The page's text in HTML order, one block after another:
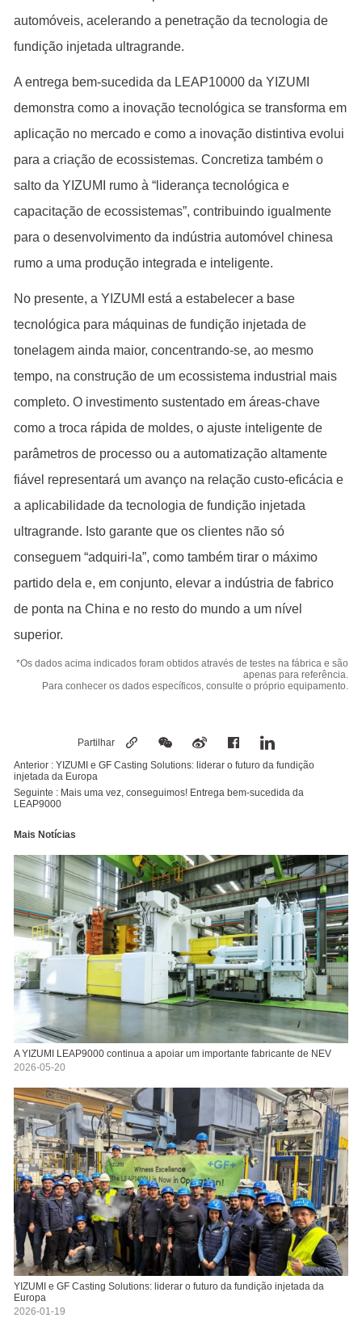
automóveis, acelerando a penetração da tecnologia de
fundição injetada ultragrande.
A entrega bem-sucedida da LEAP10000 da YIZUMI
demonstra como a inovação tecnológica se transforma em
aplicação no mercado e como a inovação distintiva evolui
para a criação de ecossistemas. Concretiza também o
salto da YIZUMI rumo à “liderança tecnológica e
capacitação de ecossistemas”, contribuindo igualmente
para o desenvolvimento da indústria automóvel chinesa
rumo a uma produção integrada e inteligente.
No presente, a YIZUMI está a estabelecer a base
tecnológica para máquinas de fundição injetada de
tonelagem ainda maior, concentrando-se, ao mesmo
tempo, na construção de um ecossistema industrial mais
completo. O investimento sustentado em áreas-chave
como a troca rápida de moldes, o ajuste inteligente de
parâmetros de processo ou a automatização altamente
fiável representará um avanço na relação custo-eficácia e
a aplicabilidade da tecnologia de fundição injetada
ultragrande. Isto garante que os clientes não só
conseguem “adquiri-la”, como também tirar o máximo
partido dela e, em conjunto, elevar a indústria de fabrico
de ponta na China e no resto do mundo a um nível
superior.
*Os dados acima indicados foram obtidos através de testes na fábrica e são
apenas para referência.
Para conhecer os dados específicos, consulte o próprio equipamento.
Partilhar
Anterior : YIZUMI e GF Casting Solutions: liderar o futuro da fundição
injetada da Europa
Seguinte : Mais uma vez, conseguimos! Entrega bem-sucedida da
LEAP9000
Mais Notícias
A YIZUMI LEAP9000 continua a apoiar um importante fabricante de NEV
2026-05-20
YIZUMI e GF Casting Solutions: liderar o futuro da fundição injetada da
Europa
2026-01-19